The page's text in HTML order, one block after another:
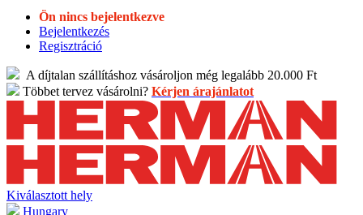
Ön nincs bejelentkezve
Bejelentkezés
Regisztráció
A díjtalan szállításhoz vásároljon még legalább 20.000 Ft
Többet tervez vásárolni? Kérjen árajánlatot
Kiválasztott hely
Hungary